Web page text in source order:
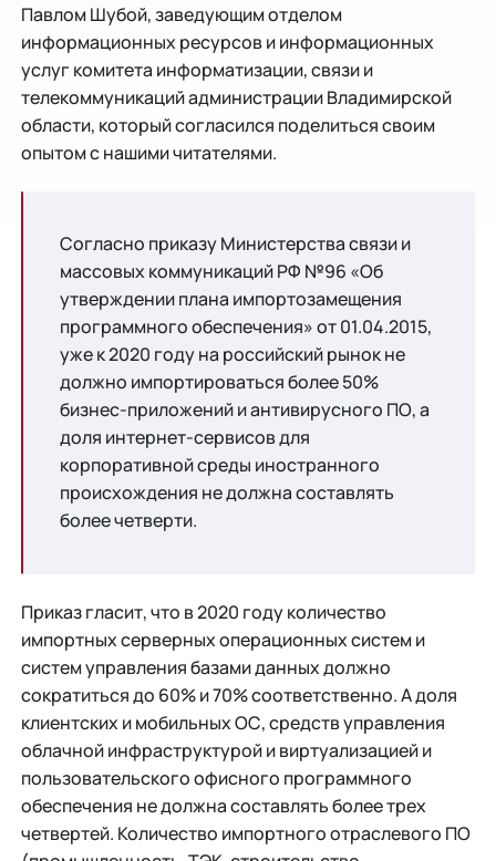
Павлом Шубой, заведующим отделом
информационных ресурсов и информационных
услуг комитета информатизации, связи и
телекоммуникаций администрации Владимирской
области, который согласился поделиться своим
опытом с нашими читателями.
Согласно приказу Министерства связи и
массовых коммуникаций РФ №96 «Об
утверждении плана импортозамещения
программного обеспечения» от 01.04.2015,
уже к 2020 году на российский рынок не
должно импортироваться более 50%
бизнес-приложений и антивирусного ПО, а
доля интернет-сервисов для
корпоративной среды иностранного
происхождения не должна составлять
более четверти.
Приказ гласит, что в 2020 году количество
импортных серверных операционных систем и
систем управления базами данных должно
сократиться до 60% и 70% соответственно. А доля
клиентских и мобильных ОС, средств управления
облачной инфраструктурой и виртуализацией и
пользовательского офисного программного
обеспечения не должна составлять более трех
четвертей. Количество импортного отраслевого ПО